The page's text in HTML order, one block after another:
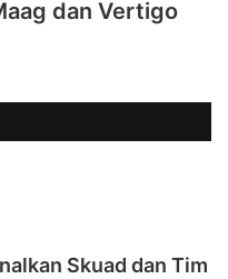
dan Vertigo
Skuad dan Tim